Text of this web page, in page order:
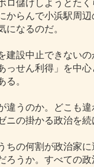
ロ儲けしようとた
からんで小浜駅周
になるのだ。
設中止できない
っせん利得」を中
る。
うのか。どこも
ニの掛かる政治を
の何割が政治家
ろうか。すべての